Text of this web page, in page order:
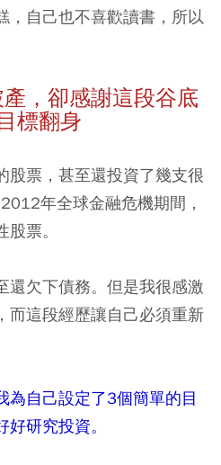
，自己也不喜歡讀書，所以
，卻感謝這段谷底
標翻身
股票，甚至還投資了幾支很
年全球金融危機期間，
票。
還欠下債務。但是我很感激
而這段經歷讓自己必須重新
為自己設定了3個簡單的目
研究投資。